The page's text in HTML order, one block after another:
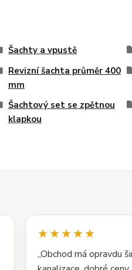
Šachty a vpustě
Revizní šachta průměr 400
mm
Šachtový set se zpětnou
klapkou
★★★★★
„Obchod má opravdu